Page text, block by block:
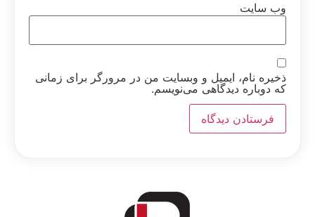
وب‌ سایت
ذخیره نام، ایمیل و وبسایت من در مرورگر برای زمانی
که دوباره دیدگاهی می‌نویسم.